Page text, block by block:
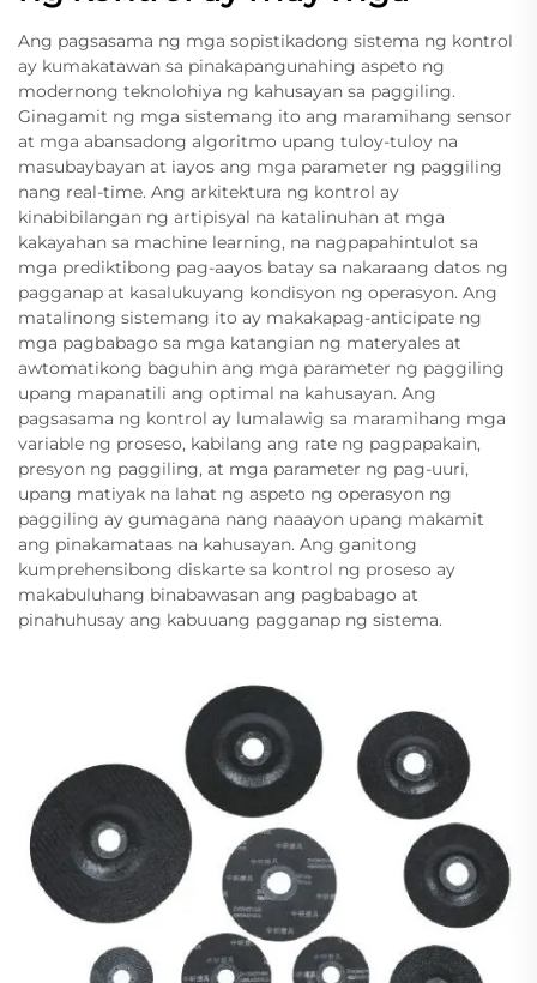
Ang pagsasama ng mga sopistikadong sistema ng kontrol
ay kumakatawan sa pinakapangunahing aspeto ng
modernong teknolohiya ng kahusayan sa paggiling.
Ginagamit ng mga sistemang ito ang maramihang sensor
at mga abansadong algoritmo upang tuloy-tuloy na
masubaybayan at iayos ang mga parameter ng paggiling
nang real-time. Ang arkitektura ng kontrol ay
kinabibilangan ng artipisyal na katalinuhan at mga
kakayahan sa machine learning, na nagpapahintulot sa
mga prediktibong pag-aayos batay sa nakaraang datos ng
pagganap at kasalukuyang kondisyon ng operasyon. Ang
matalinong sistemang ito ay makakapag-anticipate ng
mga pagbabago sa mga katangian ng materyales at
awtomatikong baguhin ang mga parameter ng paggiling
upang mapanatili ang optimal na kahusayan. Ang
pagsasama ng kontrol ay lumalawig sa maramihang mga
variable ng proseso, kabilang ang rate ng pagpapakain,
presyon ng paggiling, at mga parameter ng pag-uuri,
upang matiyak na lahat ng aspeto ng operasyon ng
paggiling ay gumagana nang naaayon upang makamit
ang pinakamataas na kahusayan. Ang ganitong
kumprehensibong diskarte sa kontrol ng proseso ay
makabuluhang binabawasan ang pagbabago at
pinahuhusay ang kabuuang pagganap ng sistema.